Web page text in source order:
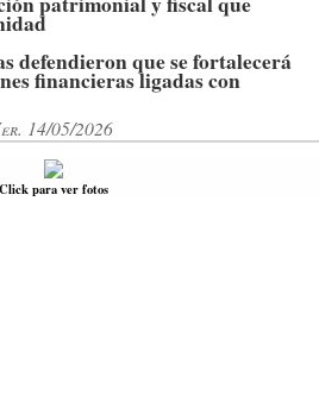
defendieron que se fortalecerá
financieras ligadas con
14/05/2026
Click para ver fotos